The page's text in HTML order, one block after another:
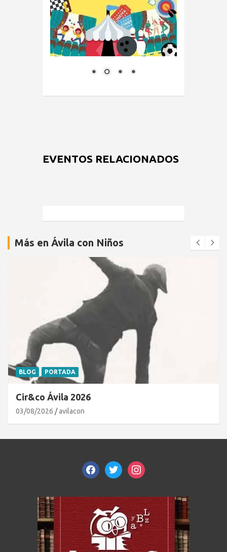
EVENTOS RELACIONADOS
Más en Ávila con Niños
BLOG PORTADA
Cir&co Ávila 2026
03/08/2026 avilacon
facebooktwitterinstagram